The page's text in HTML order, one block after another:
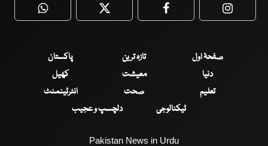
WhatsApp Twitter Facebook
صفحۂ اول تازہ ترین
پاکستان
دنیا
معیشت
کھیل
تعلیم
صحت
انٹرٹینمنٹ
ٹیکنالوجی
دلچسپ و عجیب
Pakistan News in Urdu